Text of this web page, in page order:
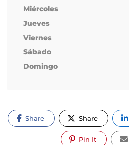
Miércoles
Jueves
Viernes
Sábado
Domingo
Share Share
Pin It